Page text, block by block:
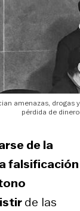
amenazas, drogas y
pérdida de dinero
de la
falsificación
de las